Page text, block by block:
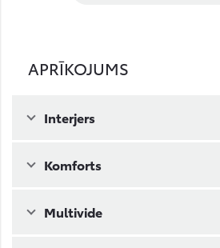
APRĪKOJUMS
Interjers
Komforts
Multivide